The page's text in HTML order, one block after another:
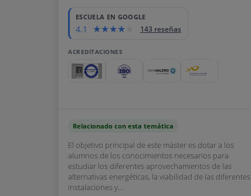
ESCUELA EN GOOGLE
4.1 143 reseñas
ACREDITACIONES
Relacionado con esta temática
El objetivo principal de este máster es dotar a los
alumnos de los conocimientos necesarios para
estudiar los diferentes aprovechamientos de las
alternativas energéticas, la viabilidad de las diferentes
instalaciones y...